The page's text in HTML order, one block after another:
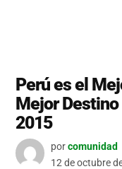
Perú es el
Mejor
2015
porcomunidad
12 de octubre